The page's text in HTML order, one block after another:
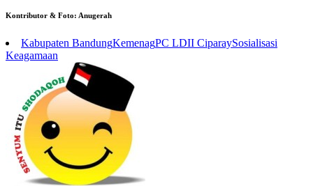
Kontributor & Foto: Anugerah
Kabupaten BandungKemenagPC LDII CiparaySosialisasi
Keagamaan